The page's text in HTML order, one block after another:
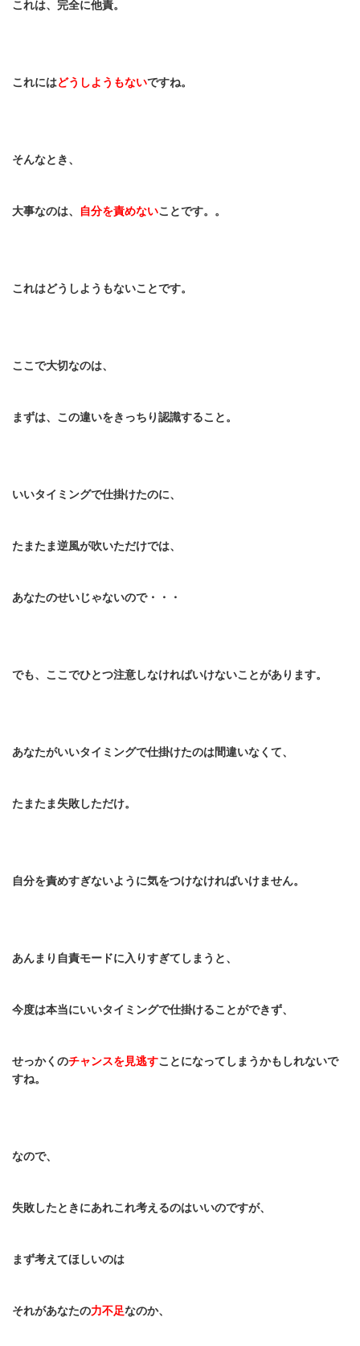
これは、完全に他責。
これにはどうしようもないですね。
そんなとき、
大事なのは、 自分を責めないことです。。
これはどうしようもないことです。
ここで大切なのは、
まずは、この違いをきっちり認識すること。
いいタイミングで仕掛けたのに、
たまたま逆風が吹いただけでは、
あなたのせいじゃないので・・・
でも、ここでひとつ注意しなければいけないことがあります。
あなたがいいタイミングで仕掛けたのは間違いなくて、
たまたま失敗しただけ。
自分を責めすぎないように気をつけなければいけません。
あんまり自責モードに入りすぎてしまうと、
今度は本当にいいタイミングで仕掛けることができず、
せっかくのチャンスを見逃すことになってしまうかもしれないで
すね。
なので、
失敗したときにあれこれ考えるのはいいのですが、
まず考えてほしいのは
それがあなたの力不足なのか、